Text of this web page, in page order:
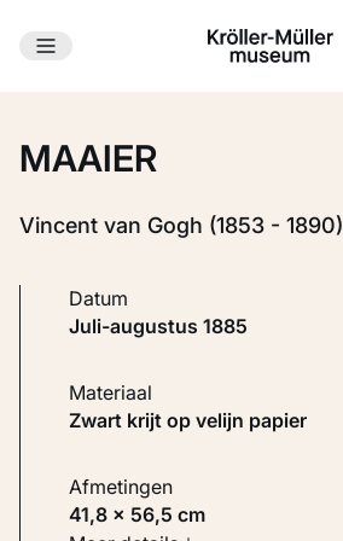
Ga naar hoofdinhoud
MAAIER
Vincent van Gogh (1853 - 1890)
Datum
juli-augustus 1885
Materiaal
Zwart krijt op velijn papier
Afmetingen
41,8 × 56,5 cm